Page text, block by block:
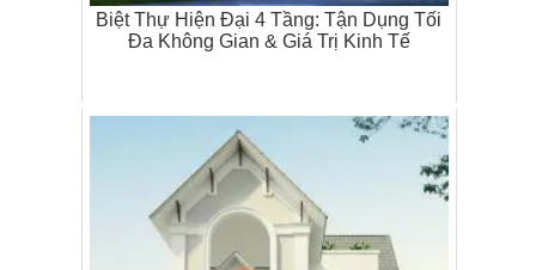
Biệt Thự Hiện Đại 4 Tầng: Tận Dụng Tối
Đa Không Gian & Giá Trị Kinh Tế